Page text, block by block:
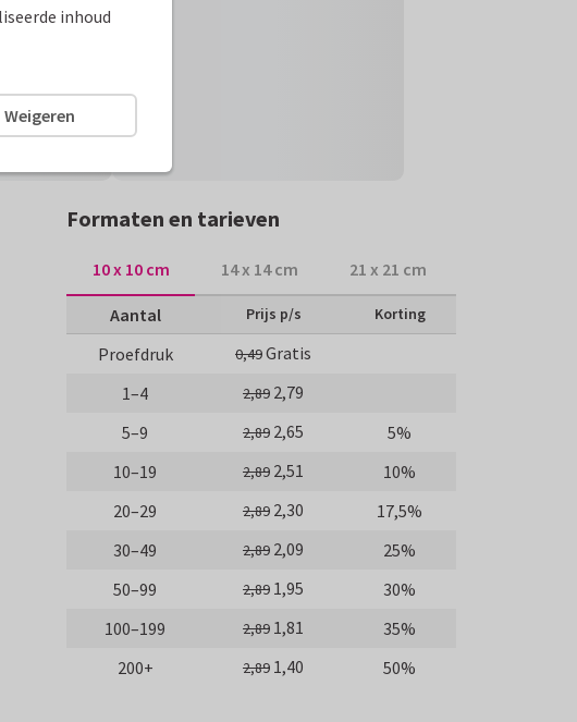
Formaten en tarieven
10 x 10 cm 14 x 14 cm 21 x 21 cm
Aantal Prijs p/s Korting
Proefdruk 0,49Gratis
1–4
2,89 2,79
5–9
2,89 2,65
5%
10–19
2,89 2,51
10%
20–29
2,89 2,30
17,5%
30–49
2,89 2,09
25%
50–99
2,89 1,95
30%
100–199
2,89 1,81
35%
200+
2,89 1,40 50%
inhoud
Weigeren